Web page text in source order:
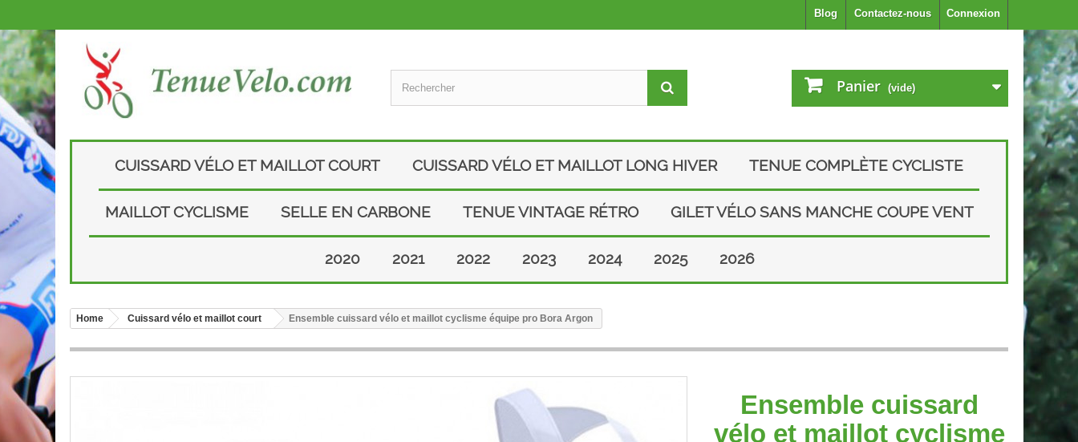
Connexion
Contactez-nous
Blog
Panier (vide)
CUISSARD VÉLO ET MAILLOT COURT CUISSARD VÉLO ET MAILLOT LONG HIVER TENUE COMPLÈTE CYCLISTE
MAILLOT CYCLISME SELLE EN CARBONE TENUE VINTAGE RÉTRO GILET VÉLO SANS MANCHE COUPE VENT
2020 2021 2022 2023 2024 2025 2026
Home Cuissard vélo et maillot court Ensemble cuissard vélo et maillot cyclisme équipe pro Bora Argon
Ensemble cuissard
vélo et maillot cyclisme